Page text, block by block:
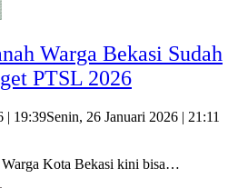
Warga Bekasi Sudah
PTSL 2026
| 19:39Senin, 26 Januari 2026 | 21:11
Kota Bekasi kini bisa…